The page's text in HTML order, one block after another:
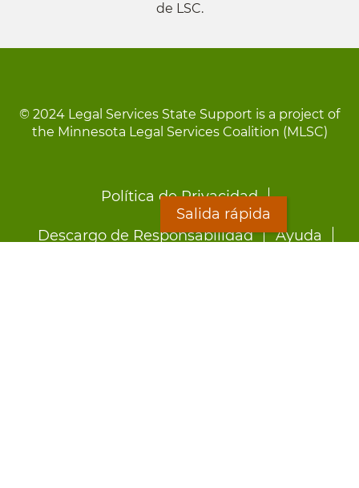
de LSC.
© 2024 Legal Services State Support is a project of
the Minnesota Legal Services Coalition (MLSC)
Política de Privacidad
Descargo de Responsabilidad Ayuda
Salida rápida